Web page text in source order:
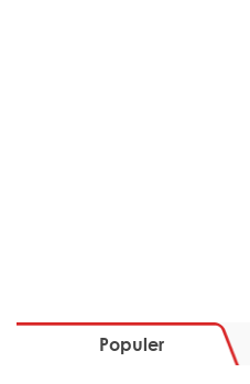
Populer